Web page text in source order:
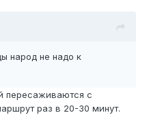
народ не надо к
пересаживаются с
раз в 20-30 минут.